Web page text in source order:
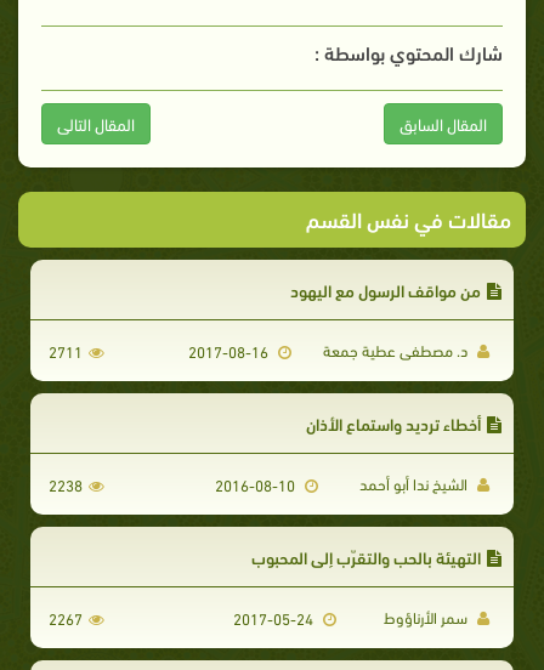
شارك المحتوي بواسطة :
المقال السابق المقال التالى
مقالات في نفس القسم
من مواقف الرسول مع اليهود
د. مصطفى عطية جمعة 2017-08-16
2711
أخطاء ترديد واستماع الأذان
الشيخ ندا أبو أحمد 2238
التهيئة بالحب والتقرّب إلى المحبوب
سمر الأرناؤوط 2267